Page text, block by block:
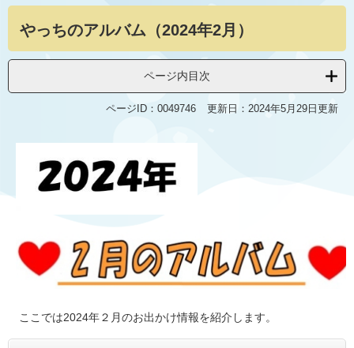
やっちのアルバム（2024年2月）
ページ内目次
ページID：0049746 更新日：2024年5月29日更新
ここでは2024年２月のお出かけ情報を紹介します。